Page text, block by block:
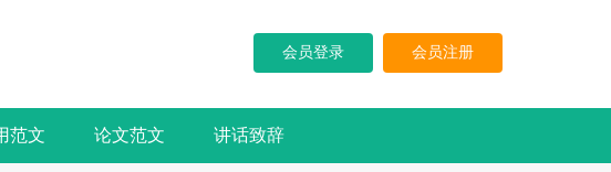
会员登录 会员注册
范文 论文范文 讲话致辞